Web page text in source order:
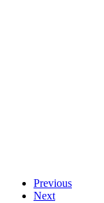
Previous
Next